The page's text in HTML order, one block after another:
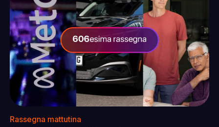
Rassegna mattutina